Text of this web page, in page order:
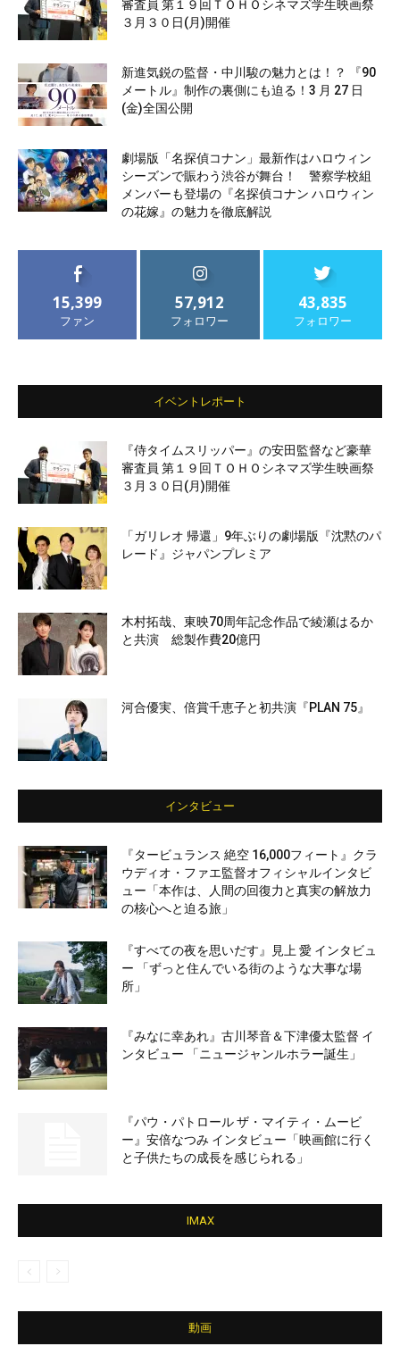
審査員 第１９回ＴＯＨＯシネマズ学生映画祭
３月３０日(月)開催
新進気鋭の監督・中川駿の魅力とは！？ 『90
メートル』制作の裏側にも迫る！3 月 27 日
(金)全国公開
劇場版「名探偵コナン」最新作はハロウィン
シーズンで賑わう渋谷が舞台！ 警察学校組
メンバーも登場の『名探偵コナン ハロウィン
の花嫁』の魅力を徹底解説
15,399
ファン
57,912
フォロワー
43,835
フォロワー
イベントレポート
『侍タイムスリッパー』の安田監督など豪華
審査員 第１９回ＴＯＨＯシネマズ学生映画祭
３月３０日(月)開催
「ガリレオ 帰還」9年ぶりの劇場版『沈黙のパ
レード』ジャパンプレミア
木村拓哉、東映70周年記念作品で綾瀬はるか
と共演 総製作費20億円
河合優実、倍賞千恵子と初共演『PLAN 75』
インタビュー
『タービュランス 絶空 16,000フィート』クラ
ウディオ・ファエ監督オフィシャルインタビ
ュー「本作は、人間の回復力と真実の解放力
の核心へと迫る旅」
『すべての夜を思いだす』見上 愛 インタビュ
ー 「ずっと住んでいる街のような大事な場
所」
『みなに幸あれ』古川琴音＆下津優太監督 イ
ンタビュー 「ニュージャンルホラー誕生」
『パウ・パトロール ザ・マイティ・ムービ
ー』安倍なつみ インタビュー「映画館に行く
と子供たちの成長を感じられる」
IMAX
動画